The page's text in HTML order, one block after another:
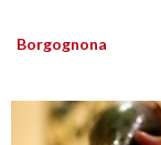
Borgognona